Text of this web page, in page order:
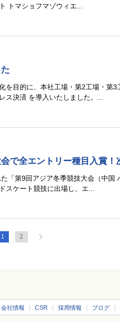
トマショフマゾウィエ...
を目的に、本社工場・第2工場・第3
ス決済 を導入いたしました。...
で全エントリー種目入賞！
「第9回アジア冬季競技大会（中国
スケート競技に出場し、エ...
1 2
会社情報 CSR 採用情報 ブログ